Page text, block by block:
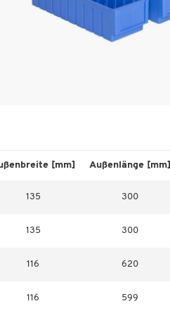
[mm] Außenlänge [mm]
135 300
135 300
116 620
116 599